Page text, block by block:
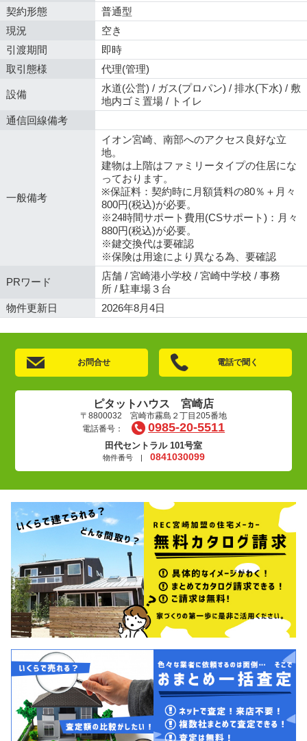
契約形態
普通型
現況
空き
引渡期間
即時
取引態様
代理(管理)
設備
水道(公営) / ガス(プロパン) / 排水(下水) / 敷
地内ゴミ置場 / トイレ
通信回線備考
一般備考
イオン宮崎、南部へのアクセス良好な立
地。
建物は上階はファミリータイプの住居にな
っております。
※保証料：契約時に月額賃料の80％＋月々
800円(税込)が必要。
※24時間サポート費用(CSサポート)：月々
880円(税込)が必要。
※鍵交換代は要確認
※保険は用途により異なる為、要確認
PRワード
店舗 / 宮崎港小学校 / 宮崎中学校 / 事務
所 / 駐車場３台
物件更新日
2026年8月4日
お問合せ 電話で聞く
ピタットハウス 宮崎店
〒8800032 宮崎市霧島２丁目205番地
電話番号：
0985-20-5511
田代セントラル 101号室
物件番号 | 0841030099